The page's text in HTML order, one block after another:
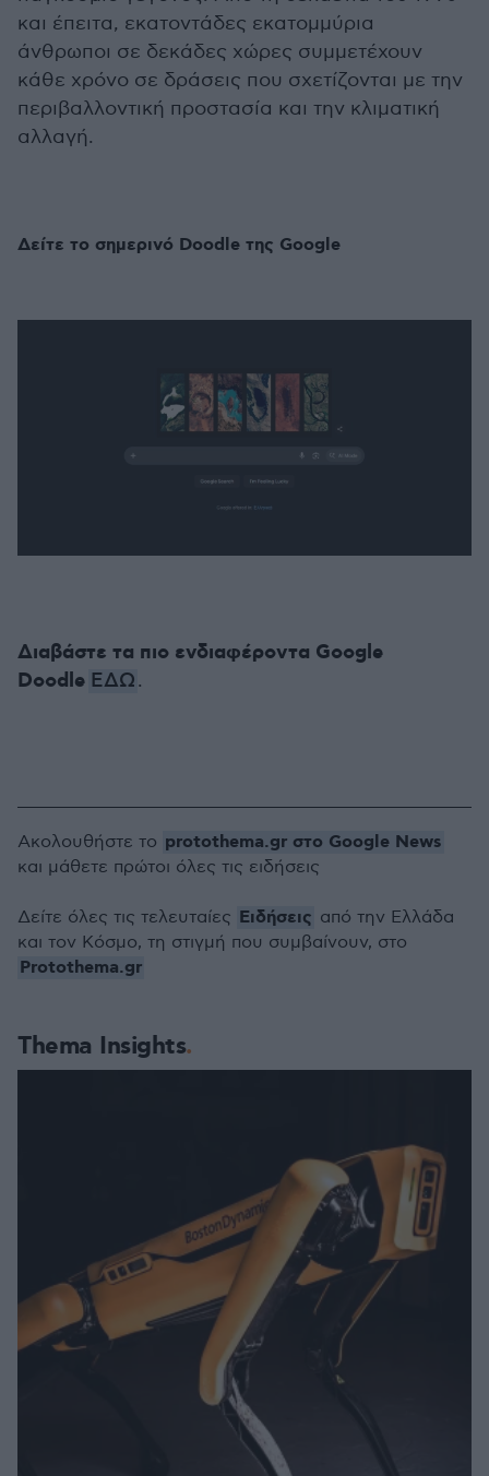
και έπειτα, εκατοντάδες εκατομμύρια
άνθρωποι σε δεκάδες χώρες συμμετέχουν
κάθε χρόνο σε δράσεις που σχετίζονται με την
περιβαλλοντική προστασία και την κλιματική
αλλαγή.
Δείτε το σημερινό Doodle της Google
Διαβάστε τα πιο ενδιαφέροντα Google
Doodle ΕΔΩ.
Thema Insights
Ακολουθήστε το protothema.gr στο Google News
και μάθετε πρώτοι όλες τις ειδήσεις
Δείτε όλες τις τελευταίες Ειδήσεις από την Ελλάδα
και τον Κόσμο, τη στιγμή που συμβαίνουν, στο
Protothema.gr